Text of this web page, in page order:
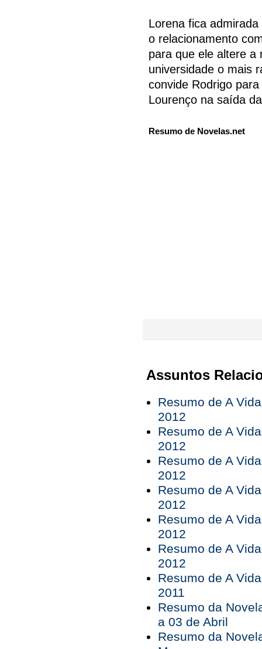
Lorena fica
o relacionamento
para que ele altere a
universidade o mais
convide Rodrigo
Lourenço na saída
Resumo de Novelas.net
Assuntos
Resumo de A
2012
Resumo de A
2012
Resumo de A
2012
Resumo de A
2012
Resumo de A
2012
Resumo de A
2012
Resumo de A
2011
Resumo da
a 03 de Abril
Resumo da